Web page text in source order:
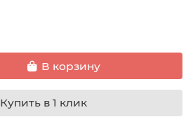
В корзину
Купить в 1 клик